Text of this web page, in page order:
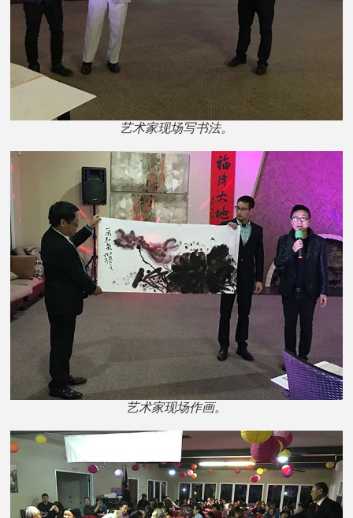
艺术家现场写书法。
艺术家现场作画。